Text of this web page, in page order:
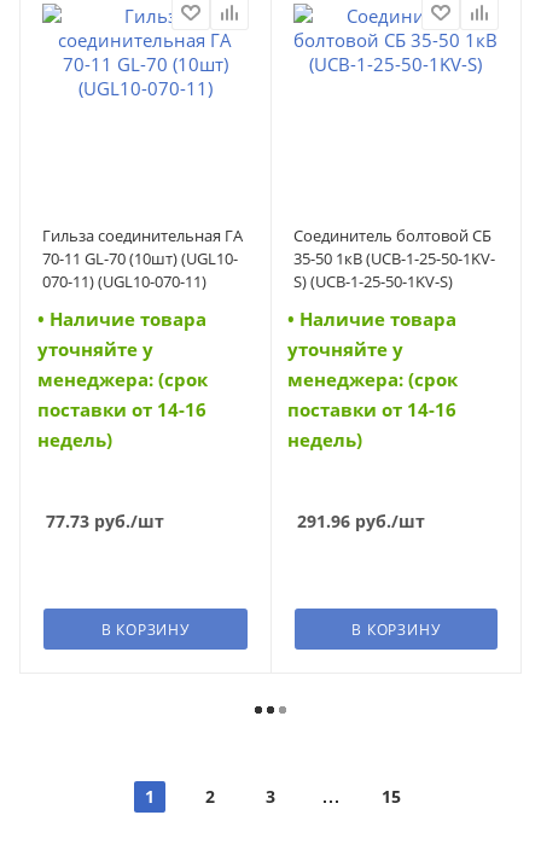
Гильза соединительная ГА
70-11 GL-70 (10шт) (UGL10-
070-11) (UGL10-070-11)
• Наличие товара
уточняйте у
менеджера: (срок
поставки от 14-16
недель)
77.73 руб./шт
В КОРЗИНУ
Соединитель болтовой СБ
35-50 1кВ (UCB-1-25-50-1KV-
S) (UCB-1-25-50-1KV-S)
• Наличие товара
уточняйте у
менеджера: (срок
поставки от 14-16
недель)
291.96руб./шт
В КОРЗИНУ
1 2 3 15